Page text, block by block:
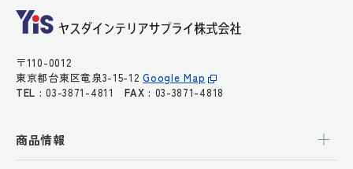
〒110-0012
東京都台東区竜泉3-15-12Google Map
TEL : 03-3871-4811FAX : 03-3871-4818
商品情報